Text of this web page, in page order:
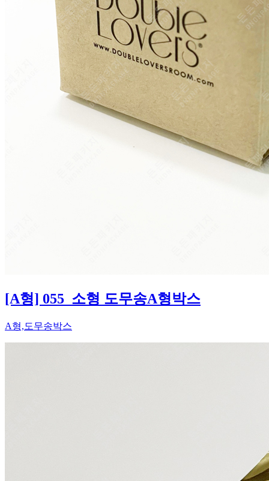
[A형] 055_소형 도무송A형박스
A형,도무송박스